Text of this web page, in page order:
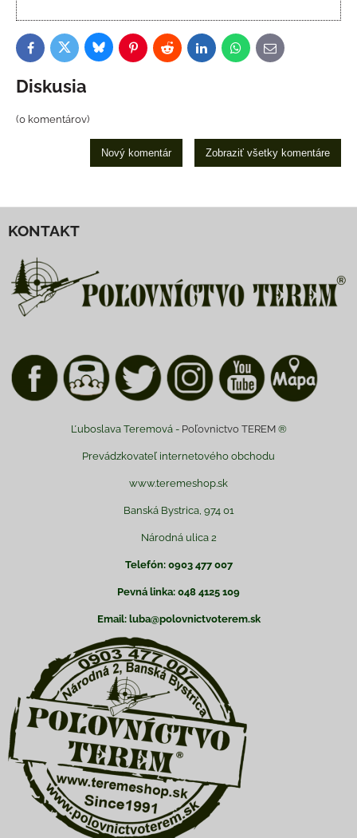
FacebookTwitterBlueskyPinterestReddit LinkedInWhatsApp
E-
mail
Diskusia
(0 komentárov)
Zobraziť všetky komentáre
Nový komentár
KONTAKT
Ľuboslava Teremová - Poľovnictvo TEREM®
Prevádzkovateľ internetového obchodu
www.teremeshop.sk
Banská Bystrica, 974 01
Národná ulica 2
Telefón: 0903 477 007
Pevná linka: 048 4125 109
Email: luba@polovnictvoterem.sk